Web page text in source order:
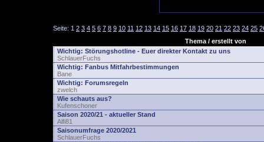
Seite: 1 2 3 4 5 6 7 8 9 10 11 12 13 14 15 16 17 18 19 20 21 22 23 24 25
Thema / erstellt von
Wichtig: Störungshotline - Euer direkter Kontakt zu uns
SchlauerFuchs
Wichtig: Fanbus Mitfahrbestimmungen
Bane
Wichtig: Forumsregeln
zwelch
Wie schauts aus?
Kufenschoner
Saison 2020/21 - aktueller Stand
Alfi81
Saisonumfrage 2020/2021
SchlauerFuchs